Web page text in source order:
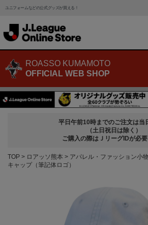
ユニフォームなどの公式グッズが買える！
ROASSO KUMAMOTO
OFFICIAL WEB SHOP
平日午前10時までのご注文は当
（土日祝日は除く）
ご購入の際はＪリーグIDが必要
TOP ロアッソ熊本 アパレル・ファッション小物
キャップ（筆記体ロゴ）